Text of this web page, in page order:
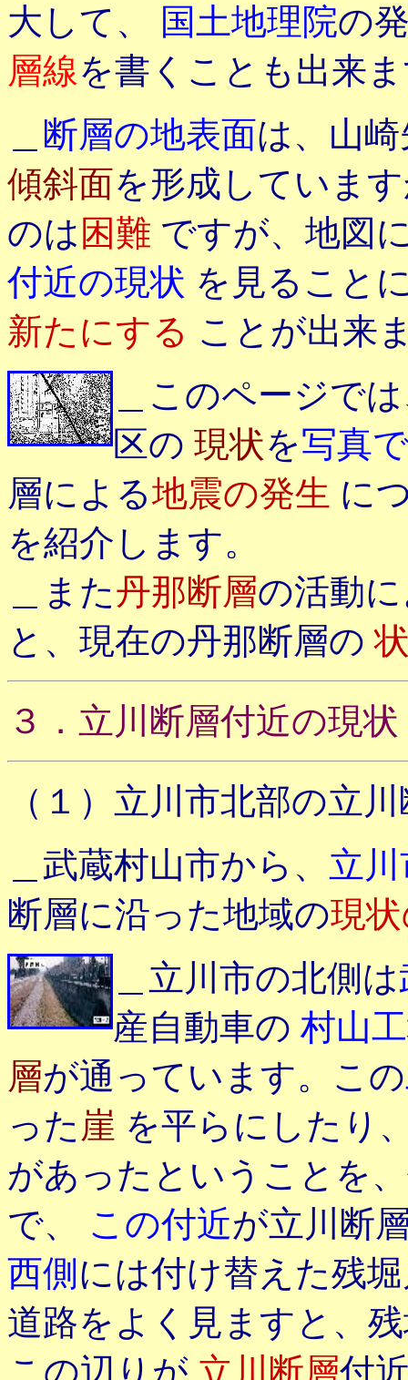
大して、
国土地理院の
層線を書くことも出来
断層の地表面は、山
傾斜面を形成していま
のは 困難 ですが、地図
付近の現状 を見ること
新たにする ことが出来
＿このページで
区の 現状を写真
層による地震の発生 に
を紹介します。
＿また丹那断層の活動
と、現在の丹那断層の
３．立川断層付近の現状
（１）立川市北部の立
＿武蔵村山市から、 立
断層に沿った地域の現
＿立川市の北側は
産自動車の 村山
層が通っています。この
った 崖 を平らにしたり
があったということを
で、 この付近が立川断
西側には付け替えた残
道路をよく見ますと、
この辺りが 立川断層付